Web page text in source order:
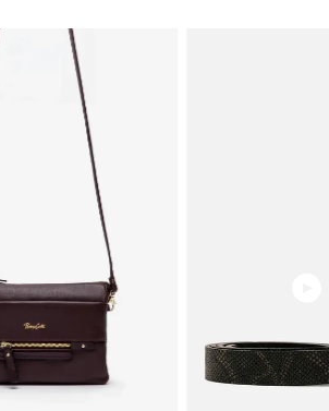
y regulable en cuero
cm
cm
7.0 cm